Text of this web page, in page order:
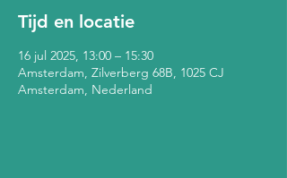
Tijd en locatie
16 jul 2025, 13:00 – 15:30
Amsterdam, Zilverberg 68B, 1025 CJ
Amsterdam, Nederland